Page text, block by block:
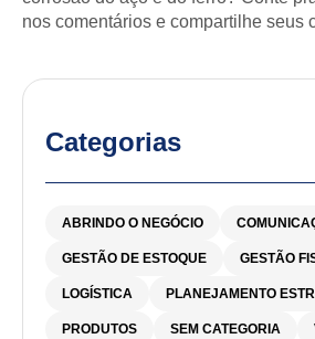
nos comentários e compartilhe seus
Categorias
ABRINDO O NEGÓCIO
GESTÃO DE ESTOQUE GESTÃO
LOGÍSTICA PLANEJAMENTO
PRODUTOS SEM CATEGORIA